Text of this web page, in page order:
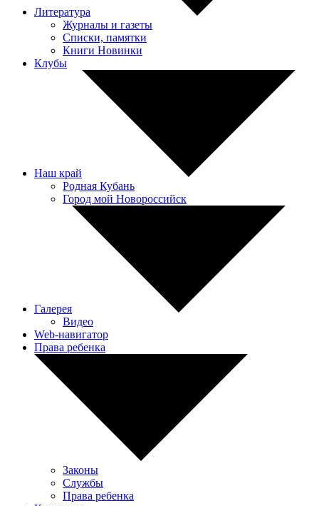
Литература
Журналы и газеты
Списки, памятки
Книги Новинки
Клубы
Наш край
Родная Кубань
Город мой Новороссийск
Галерея
Видео
Web-навигатор
Права ребенка
Законы
Службы
Права ребенка